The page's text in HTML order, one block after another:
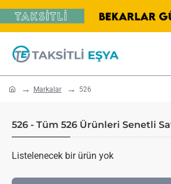
home Markalar 526
526 - Tüm 526 Ürünleri Senetli
Listelenecek bir ürün yok